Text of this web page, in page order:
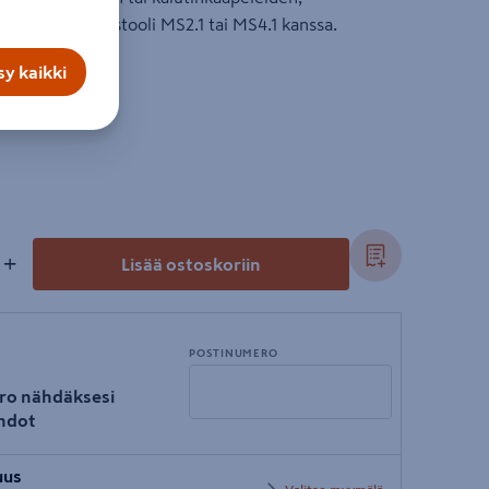
sinkiläpistooli MS2.1 tai MS4.1 kanssa.
+ Lisää ostoskoriin
nähdäksesi
POSTINUMERO
postinumero
kaikki